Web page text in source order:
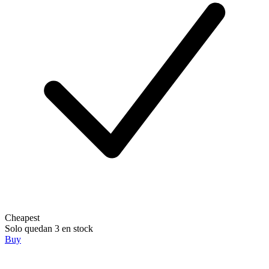
Cheapest
Solo quedan 3 en stock
Buy